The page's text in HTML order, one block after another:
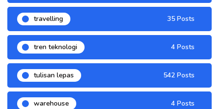
travelling 35 Posts
tren teknologi 4 Posts
tulisan lepas 542 Posts
warehouse 4 Posts